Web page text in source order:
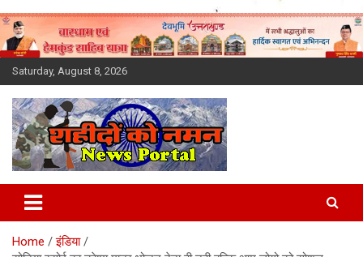
Skip
to
content
Saturday, August 8, 2026
Latest News Today, Breaking
News, Uttarakhand News in
Hindi
Home
इंडिया